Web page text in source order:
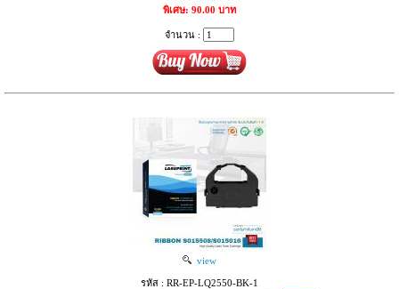
พิเศษ: 90.00 บาท
จำนวน :
view
รหัส : RR-EP-LQ2550-BK-1